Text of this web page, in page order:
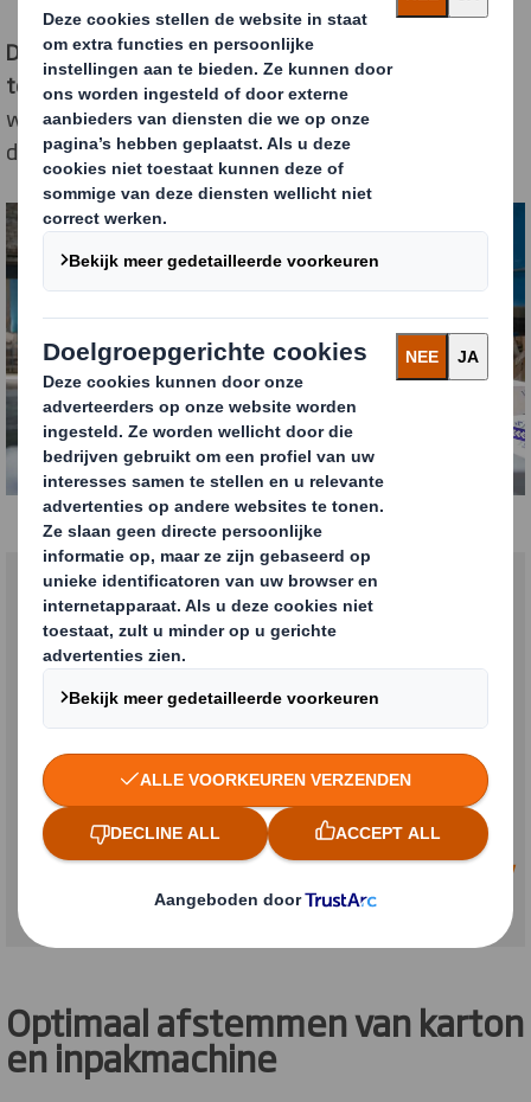
DS Smith optimaliseerde de verpakkingskosten en de
technische toepasbaarheidop de inpakmachine,
waardoor het bedrijf nu meer dan 4.000 pakketjes per
dag kan verwerken.
Het optimaal afstemmen van het karton
en de bedrukking op de machine bleek
een gouden greep.
- Martijn van Brienen, Logistiek Manager bij
Winparts
Optimaal afstemmen van karton
en inpakmachine